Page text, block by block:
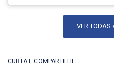
VER TODAS
CURTA E COMPARTILHE: